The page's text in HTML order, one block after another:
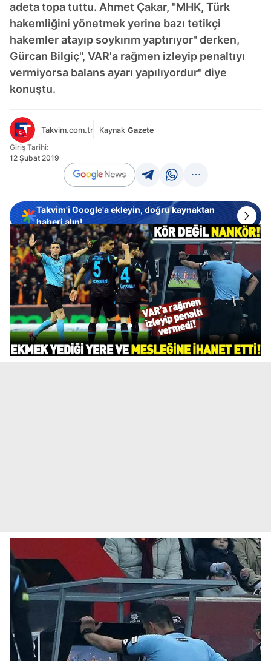
adeta topa tuttu. Ahmet Çakar, "MHK, Türk
hakemliğini yönetmek yerine bazı tetikçi
hakemler atayıp soykırım yaptırıyor" derken,
Gürcan Bilgiç", VAR'a rağmen izleyip penaltıyı
vermiyorsa balans ayarı yapılıyordur" diye
konuştu.
Takvim.com.tr Kaynak Gazete
Giriş Tarihi:
12 Şubat 2019
Takvim'i Google'a ekleyin, doğru kaynaktan
haberi alın!